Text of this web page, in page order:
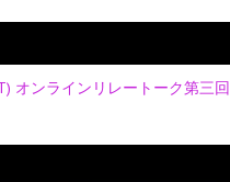
オンラインリレートーク第三回